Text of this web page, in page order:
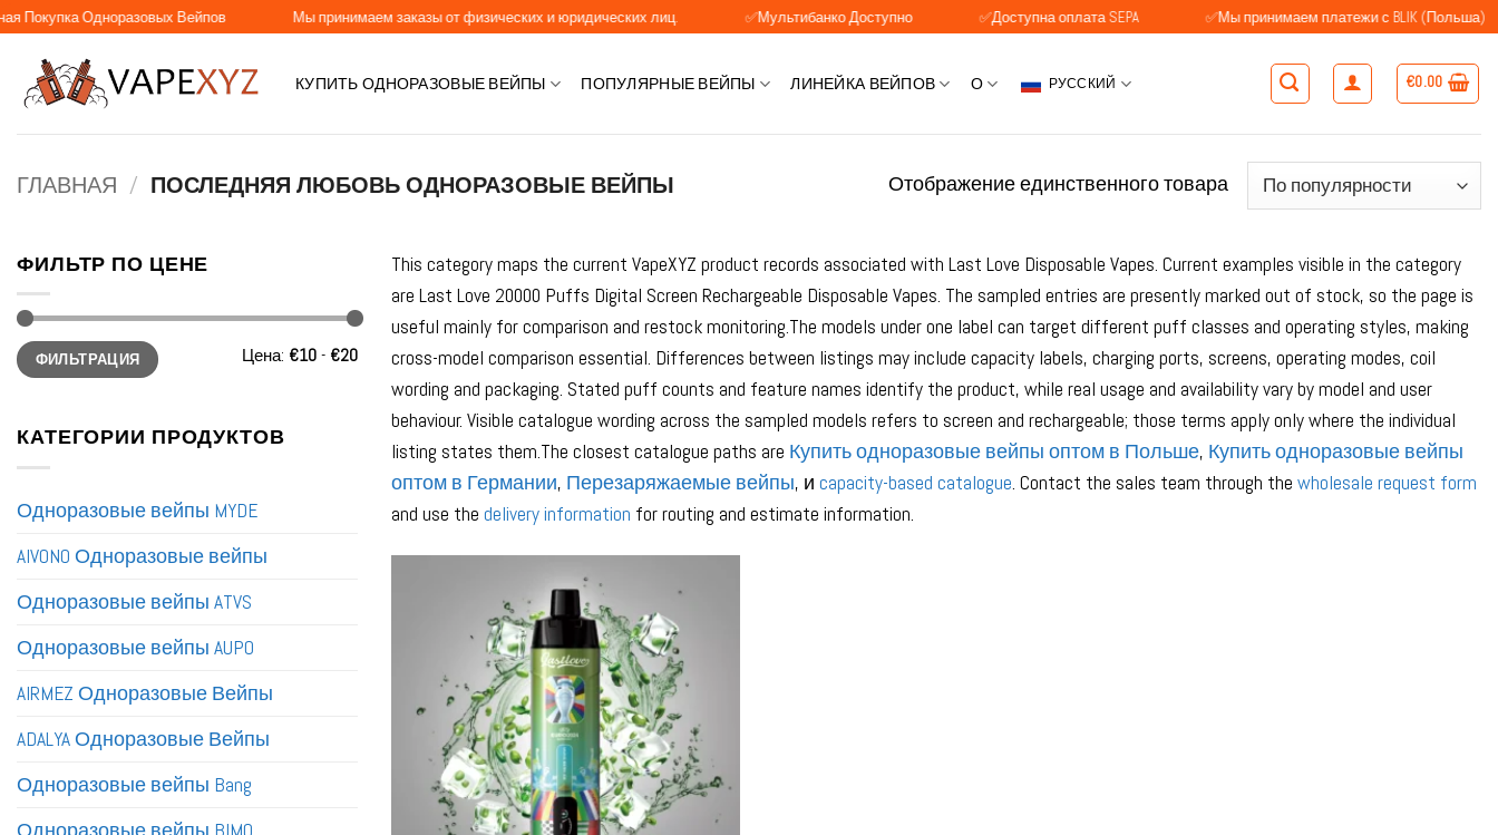
Skip
content
Одноразовых Вейпов Мы принимаем заказы от физических и юридических лиц. ✅Мультибанко Доступно ✅Доступна оплата SEPA ✅Мы принимаем платежи с BLIK (Польша)
КУПИТЬ ОДНОРАЗОВЫЕ ВЕЙПЫ ПОПУЛЯРНЫЕ ВЕЙПЫ ЛИНЕЙКА ВЕЙПОВ О РУССКИЙ €0.00
ГЛАВНАЯ / ПОСЛЕДНЯЯ ЛЮБОВЬ ОДНОРАЗОВЫЕ ВЕЙПЫ Отображение единственного товара
ФИЛЬТР ПО ЦЕНЕ
Минимальная
цена
Максимальная
ценаФИЛЬТРАЦИЯ Цена: €10 - €20
КАТЕГОРИИ ПРОДУКТОВ
Одноразовые вейпы MYDE
AIVONO Одноразовые вейпы
Одноразовые вейпы ATVS
Одноразовые вейпы AUPO
AIRMEZ Одноразовые Вейпы
ADALYA Одноразовые Вейпы
Одноразовые вейпы Bang
This category maps the current VapeXYZ product records associated with Last Love Disposable Vapes. Current examples visible in the category
are Last Love 20000 Puffs Digital Screen Rechargeable Disposable Vapes. The sampled entries are presently marked out of stock, so the page is
useful mainly for comparison and restock monitoring.The models under one label can target different puff classes and operating styles, making
cross-model comparison essential. Differences between listings may include capacity labels, charging ports, screens, operating modes, coil
wording and packaging. Stated puff counts and feature names identify the product, while real usage and availability vary by model and user
behaviour. Visible catalogue wording across the sampled models refers to screen and rechargeable; those terms apply only where the individual
listing states them.The closest catalogue paths are Купить одноразовые вейпы оптом в Польше, Купить одноразовые вейпы
оптом в Германии, Перезаряжаемые вейпы, и capacity-based catalogue. Contact the sales team through the wholesale request form
and use the delivery information for routing and estimate information.